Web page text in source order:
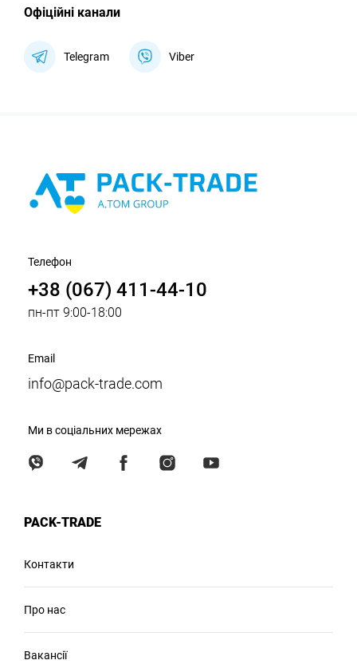
Офіційні канали
Telegram Viber
Телефон
+38 (067) 411-44-10
пн-пт 9:00-18:00
Email
info@pack-trade.com
Ми в соціальних мережах
PACK-TRADE
Контакти
Про нас
Вакансії